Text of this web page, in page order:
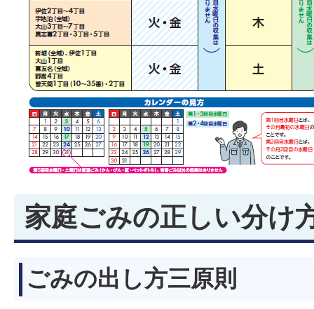
家庭ごみの正しい分け
ごみの出し方三原則